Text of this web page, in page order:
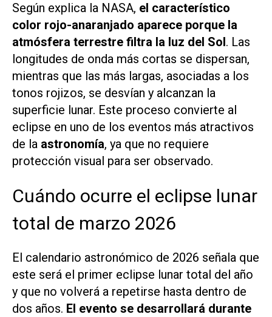
Según explica la NASA, el característico
color rojo-anaranjado aparece porque la
atmósfera terrestre filtra la luz del Sol. Las
longitudes de onda más cortas se dispersan,
mientras que las más largas, asociadas a los
tonos rojizos, se desvían y alcanzan la
superficie lunar. Este proceso convierte al
eclipse en uno de los eventos más atractivos
de la astronomía, ya que no requiere
protección visual para ser observado.
Cuándo ocurre el eclipse lunar
total de marzo 2026
El calendario astronómico de 2026 señala que
este será el primer eclipse lunar total del año
y que no volverá a repetirse hasta dentro de
dos años. El evento se desarrollará durante